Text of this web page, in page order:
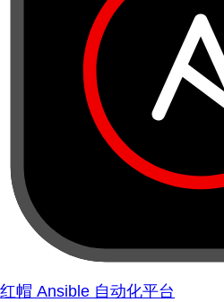
红帽 Ansible 自动化平台